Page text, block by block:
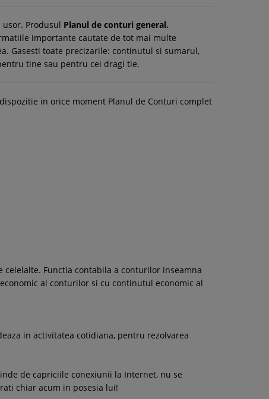
Produsul Planul de conturi general.
importante cautate de tot mai multe
Gasesti toate precizarile: continutul si sumarul,
tine sau pentru cei dragi tie.
in orice moment Planul de Conturi complet
Functia contabila a conturilor inseamna
al conturilor si cu continutul economic al
in activitatea cotidiana, pentru rezolvarea
de capriciile conexiunii la Internet, nu se
chiar acum in posesia lui!